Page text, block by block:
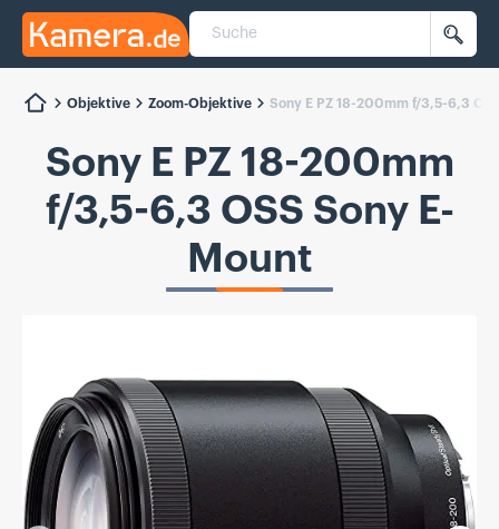
Kamera.de
Suche
Objektive Zoom-Objektive Sony E PZ 18-200mm f/3,5-6,3
Sony E PZ 18-200mm
f/3,5-6,3 OSS Sony E-
Mount